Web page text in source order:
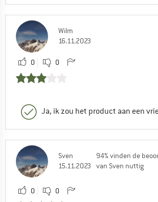
Wilm
16.11.2023
0 0
Ja, ik zou het product aan een
Sven
15.11.2023
94% vinden de
van Sven nuttig
0 0